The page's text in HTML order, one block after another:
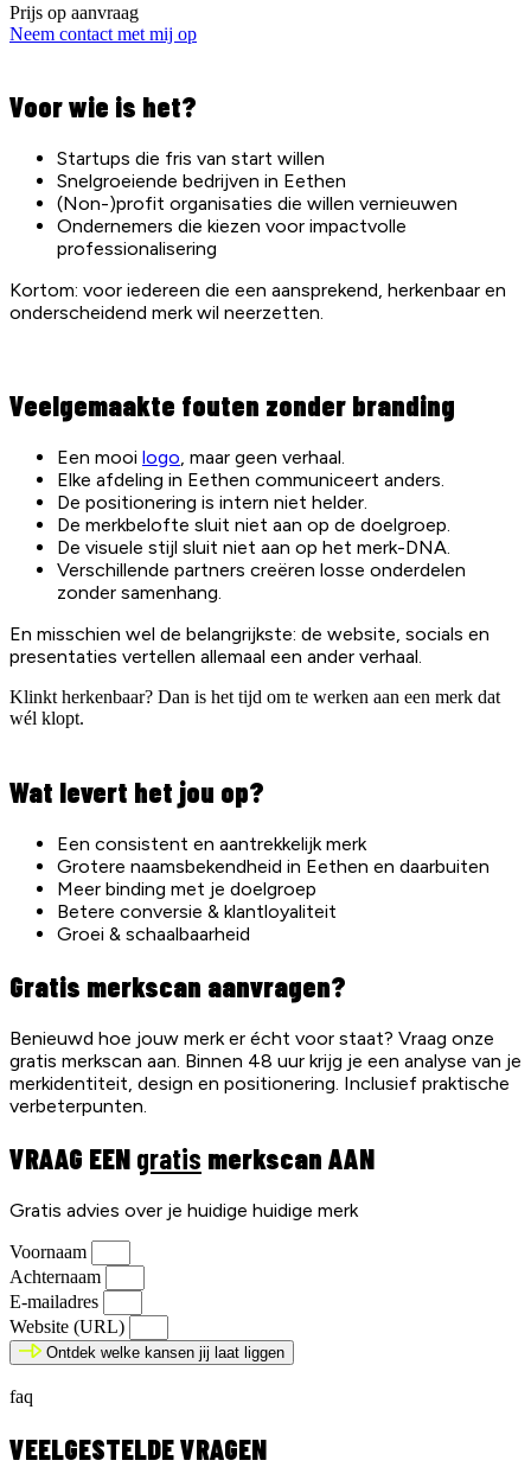
Prijs op aanvraag
Neem contact met mij op
Voor wie is het?
Startups die fris van start willen
Snelgroeiende bedrijven in Eethen
(Non-)profit organisaties die willen vernieuwen
Ondernemers die kiezen voor impactvolle
professionalisering
Kortom: voor iedereen die een aansprekend, herkenbaar en
onderscheidend merk wil neerzetten.
Veelgemaakte fouten zonder branding
Een mooi logo, maar geen verhaal.
Elke afdeling in Eethen communiceert anders.
De positionering is intern niet helder.
De merkbelofte sluit niet aan op de doelgroep.
De visuele stijl sluit niet aan op het merk-DNA.
Verschillende partners creëren losse onderdelen
zonder samenhang.
En misschien wel de belangrijkste: de website, socials en
presentaties vertellen allemaal een ander verhaal.
Klinkt herkenbaar? Dan is het tijd om te werken aan een merk dat
wél klopt.
Wat levert het jou op?
Een consistent en aantrekkelijk merk
Grotere naamsbekendheid in Eethen en daarbuiten
Meer binding met je doelgroep
Betere conversie & klantloyaliteit
Groei & schaalbaarheid
Gratis merkscan aanvragen?
Benieuwd hoe jouw merk er écht voor staat? Vraag onze
gratis merkscan aan. Binnen 48 uur krijg je een analyse van je
merkidentiteit, design en positionering. Inclusief praktische
verbeterpunten.
VRAAG EEN gratis merkscan AAN
Gratis advies over je huidige huidige merk
Voornaam
Achternaam
E-mailadres
Website (URL)
Ontdek welke kansen jij laat liggen
faq
VEELGESTELDE VRAGEN